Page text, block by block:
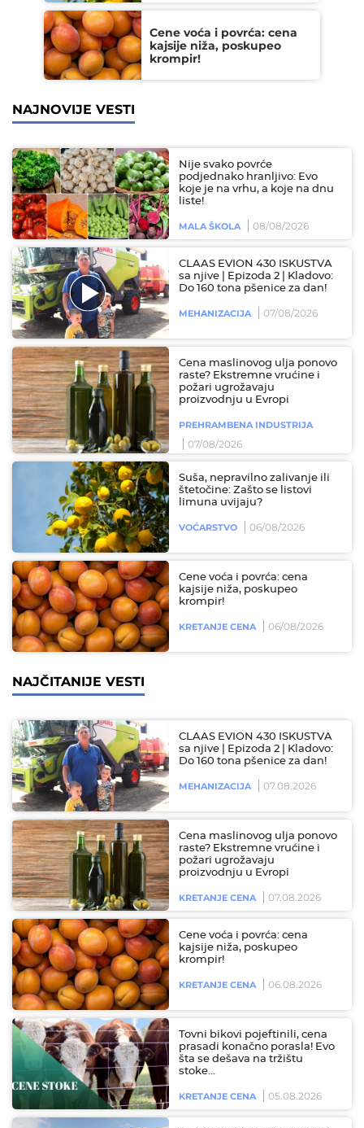
Cene voća i povrća: cena
kajsije niža, poskupeo
krompir!
NAJNOVIJE VESTI
Nije svako povrće
podjednako hranljivo: Evo
koje je na vrhu, a koje na dnu
liste!
MALA ŠKOLA 08/08/2026
CLAAS EVION 430 ISKUSTVA
sa njive | Epizoda 2 | Kladovo:
Do 160 tona pšenice za dan!
MEHANIZACIJA 07/08/2026
Cena maslinovog ulja ponovo
raste? Ekstremne vrućine i
požari ugrožavaju
proizvodnju u Evropi
PREHRAMBENA INDUSTRIJA
07/08/2026
Suša, nepravilno zalivanje ili
štetočine: Zašto se listovi
limuna uvijaju?
VOĆARSTVO 06/08/2026
Cene voća i povrća: cena
kajsije niža, poskupeo
krompir!
KRETANJE CENA 06/08/2026
NAJČITANIJE VESTI
CLAAS EVION 430 ISKUSTVA
sa njive | Epizoda 2 | Kladovo:
Do 160 tona pšenice za dan!
MEHANIZACIJA 07.08.2026
Cena maslinovog ulja ponovo
raste? Ekstremne vrućine i
požari ugrožavaju
proizvodnju u Evropi
KRETANJE CENA 07.08.2026
Cene voća i povrća: cena
kajsije niža, poskupeo
krompir!
KRETANJE CENA 06.08.2026
Tovni bikovi pojeftinili, cena
prasadi konačno porasla! Evo
šta se dešava na tržištu
stoke…
KRETANJE CENA 05.08.2026